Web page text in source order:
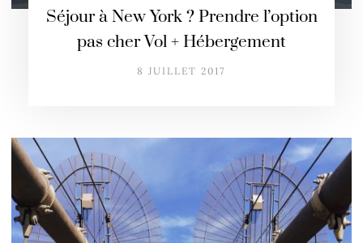
Séjour à New York ? Prendre l’option
pas cher Vol + Hébergement
8 JUILLET 2017